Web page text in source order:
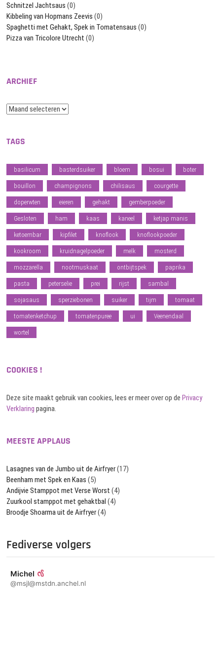
Schnitzel Jachtsaus (0)
Kibbeling van Hopmans Zeevis (0)
Spaghetti met Gehakt, Spek in Tomatensaus (0)
Pizza van Tricolore Utrecht (0)
ARCHIEF
Archief
TAGS
basilicum basterdsuiker bloem bosui boter
bouillon champignons chilisaus courgette
doperwten eieren gehakt gemberpoeder
Gesloten ham kaas kaneel ketjap manis
ketoembar kipfilet knoflook knoflookpoeder
kookroom kruidnagelpoeder melk mosterd
mozzarella nootmuskaat ontbijtspek paprika
pasta peterselie prei rijst sambal
sojasaus sperziebonen suiker tijm tomaat
tomatenketchup tomatenpuree ui Veenendaal
wortel
COOKIES !
Deze site maakt gebruik van cookies, lees er meer over op dePrivacy
Verklaring pagina.
MEESTE APPLAUS
Lasagnes van de Jumbo uit de Airfryer(17)
Beenham met Spek en Kaas (5)
Andijvie Stamppot met Verse Worst (4)
Zuurkool stamppot met gehaktbal (4)
Broodje Shoarma uit de Airfryer(4)
Fediverse volgers
Michel
@msjl@mstdn.anchel.nl